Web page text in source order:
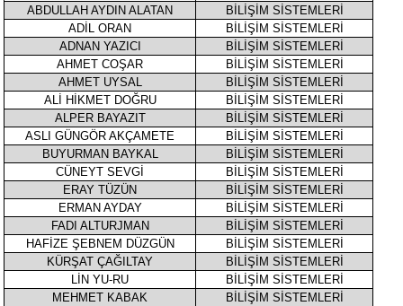
ABDULLAH AYDIN ALATAN
BİLİŞİM SİSTEMLERİ
ADİL ORAN
BİLİŞİM SİSTEMLERİ
ADNAN YAZICI
BİLİŞİM SİSTEMLERİ
AHMET COŞAR
BİLİŞİM SİSTEMLERİ
AHMET UYSAL
BİLİŞİM SİSTEMLERİ
ALİ HİKMET DOĞRU
BİLİŞİM SİSTEMLERİ
ALPER BAYAZIT
BİLİŞİM SİSTEMLERİ
ASLI GÜNGÖR AKÇAMETE
BİLİŞİM SİSTEMLERİ
BUYURMAN BAYKAL
BİLİŞİM SİSTEMLERİ
CÜNEYT SEVGİ
BİLİŞİM SİSTEMLERİ
ERAY TÜZÜN
BİLİŞİM SİSTEMLERİ
ERMAN AYDAY
BİLİŞİM SİSTEMLERİ
FADI ALTURJMAN
BİLİŞİM SİSTEMLERİ
HAFİZE ŞEBNEM DÜZGÜN
BİLİŞİM SİSTEMLERİ
KÜRŞAT ÇAĞILTAY
BİLİŞİM SİSTEMLERİ
LİN YU-RU
BİLİŞİM SİSTEMLERİ
MEHMET KABAK
BİLİŞİM SİSTEMLERİ